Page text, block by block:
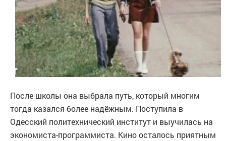
После школы она выбрала путь, который многим
тогда казался более надёжным. Поступила в
Одесский политехнический институт и выучилась на
экономиста-программиста. Кино осталось приятным